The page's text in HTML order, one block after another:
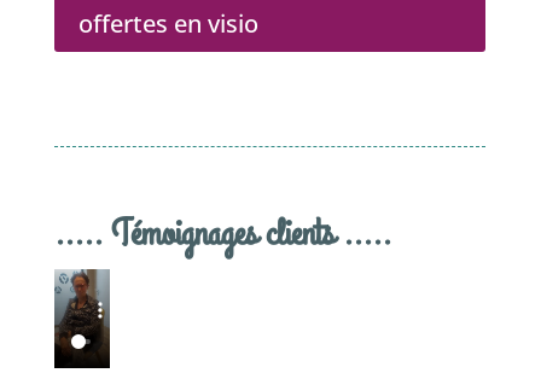
offertes en visio
..... Témoignages clients .....